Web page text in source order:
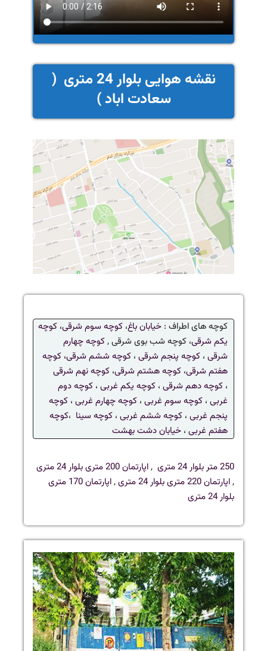
نقشه هوایی بلوار 24 متری (
سعادت اباد )
کوچه های اطراف : خیابان باغ، کوچه سوم شرقی، کوچه
یکم شرقی، کوچه شب بوی شرقی ,کوچه چهارم
شرقی ، کوچه پنجم شرقی ، کوچه ششم شرقی، کوچه
هفتم شرقی، کوچه هشتم شرقی، کوچه نهم شرقی
، کوچه دهم شرقی ، کوچه یکم غربی ، کوچه دوم
غربی ، کوچه سوم غربی ، کوچه چهارم غربی ، کوچه
پنجم غربی ، کوچه ششم غربی ، کوچه سینا ،کوچه
هفتم غربی ، خیابان دشت بهشت
250 متر بلوار 24 متری ,اپارتمان 200 متری بلوار 24 متری
,اپارتمان 220 متری بلوار 24 متری ,
اپارتمان 170 متری
بلوار 24 متری